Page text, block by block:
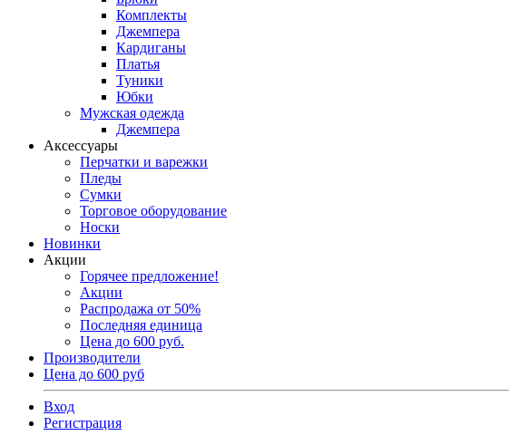
Комплекты
Джемпера
Кардиганы
Платья
Туники
Юбки
Мужская одежда
Джемпера
Аксессуары
Перчатки и варежки
Пледы
Сумки
Торговое оборудование
Носки
Новинки
Акции
Горячее предложение!
Акции
Распродажа от 50%
Последняя единица
Цена до 600 руб.
Производители
Цена до 600 руб
Вход
Регистрация